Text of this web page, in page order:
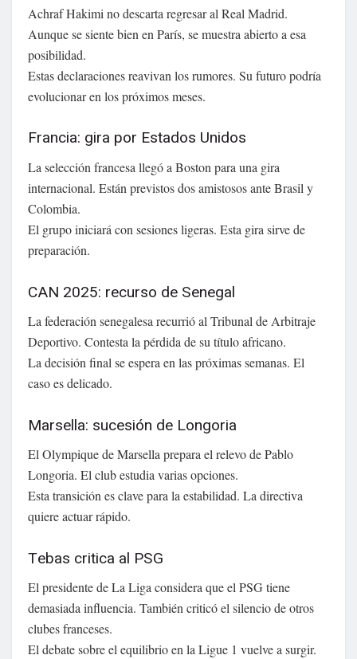
Achraf Hakimi no descarta regresar al Real Madrid.
Aunque se siente bien en París, se muestra abierto a esa
posibilidad.
Estas declaraciones reavivan los rumores. Su futuro podría
evolucionar en los próximos meses.
Francia: gira por Estados Unidos
La selección francesa llegó a Boston para una gira
internacional. Están previstos dos amistosos ante Brasil y
Colombia.
El grupo iniciará con sesiones ligeras. Esta gira sirve de
preparación.
CAN 2025: recurso de Senegal
La federación senegalesa recurrió al Tribunal de Arbitraje
Deportivo. Contesta la pérdida de su título africano.
La decisión final se espera en las próximas semanas. El
caso es delicado.
Marsella: sucesión de Longoria
El Olympique de Marsella prepara el relevo de Pablo
Longoria. El club estudia varias opciones.
Esta transición es clave para la estabilidad. La directiva
quiere actuar rápido.
Tebas critica al PSG
El presidente de La Liga considera que el PSG tiene
demasiada influencia. También criticó el silencio de otros
clubes franceses.
El debate sobre el equilibrio en la Ligue 1 vuelve a surgir.